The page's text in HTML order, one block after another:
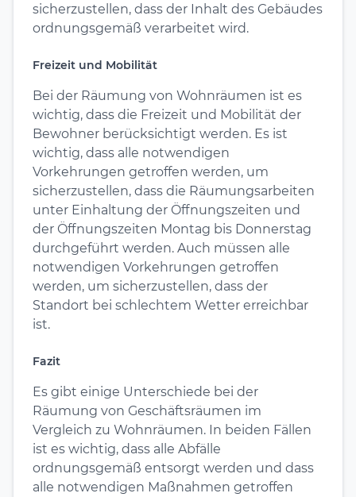
sicherzustellen, dass der Inhalt des Gebäudes
ordnungsgemäß verarbeitet wird.
Freizeit und Mobilität
Bei der Räumung von Wohnräumen ist es
wichtig, dass die Freizeit und Mobilität der
Bewohner berücksichtigt werden. Es ist
wichtig, dass alle notwendigen
Vorkehrungen getroffen werden, um
sicherzustellen, dass die Räumungsarbeiten
unter Einhaltung der Öffnungszeiten und
der Öffnungszeiten Montag bis Donnerstag
durchgeführt werden. Auch müssen alle
notwendigen Vorkehrungen getroffen
werden, um sicherzustellen, dass der
Standort bei schlechtem Wetter erreichbar
ist.
Fazit
Es gibt einige Unterschiede bei der
Räumung von Geschäftsräumen im
Vergleich zu Wohnräumen. In beiden Fällen
ist es wichtig, dass alle Abfälle
ordnungsgemäß entsorgt werden und dass
alle notwendigen Maßnahmen getroffen